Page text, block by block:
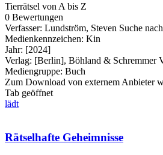
Tierrätsel von A bis Z
0 Bewertungen
Verfasser: Lundström, Steven Suche
Medienkennzeichen: Kin
Jahr: [2024]
Verlag: [Berlin], Böhland & Schremmer
Mediengruppe: Buch
Zum Download von externem Anbieter
Tab geöffnet
lädt
Rätselhafte Geheimnisse